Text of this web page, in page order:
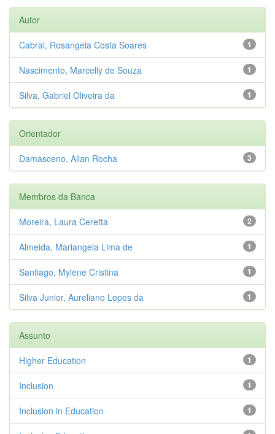
Autor
1
Cabral, Rosangela Costa Soares
1
Nascimento, Marcelly de Souza
1
Silva, Gabriel Oliveira da
Orientador
3
Damasceno, Allan Rocha
Membros da Banca
2
Moreira, Laura Ceretta
1
Almeida, Mariangela Lima de
1
Santiago, Mylene Cristina
1
Silva Junior, Aureliano Lopes da
Assunto
1
Higher Education
1
Inclusion
1
Inclusion in Education